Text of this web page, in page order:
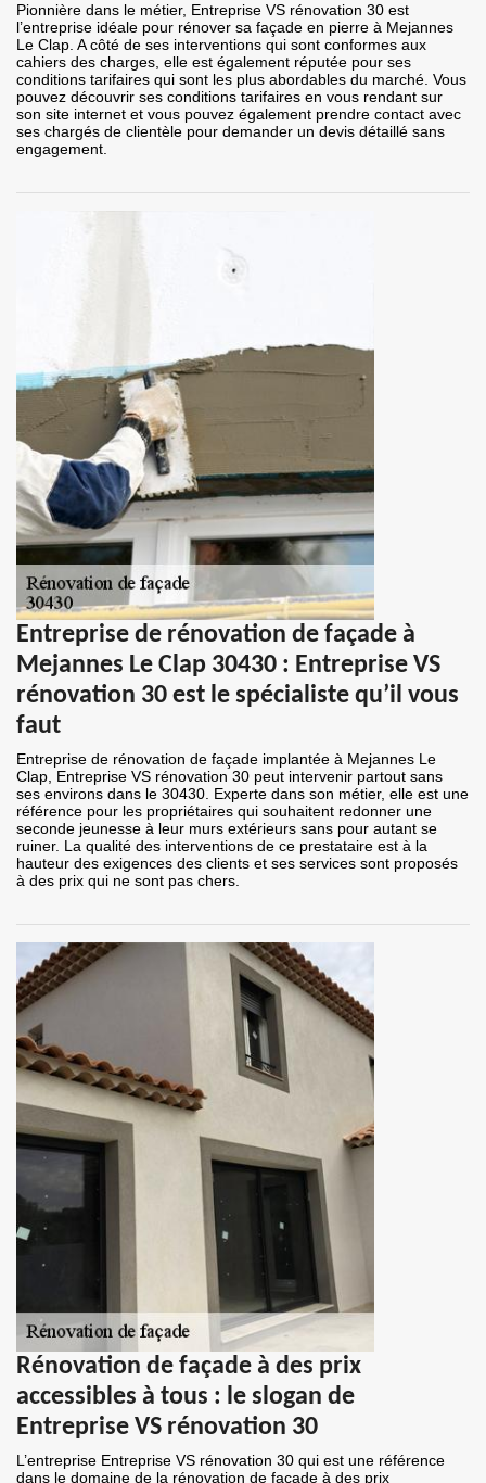
Pionnière dans le métier, Entreprise VS rénovation 30 est
l’entreprise idéale pour rénover sa façade en pierre à Mejannes
Le Clap. A côté de ses interventions qui sont conformes aux
cahiers des charges, elle est également réputée pour ses
conditions tarifaires qui sont les plus abordables du marché. Vous
pouvez découvrir ses conditions tarifaires en vous rendant sur
son site internet et vous pouvez également prendre contact avec
ses chargés de clientèle pour demander un devis détaillé sans
engagement.
Entreprise de rénovation de façade à
Mejannes Le Clap 30430 : Entreprise VS
rénovation 30 est le spécialiste qu’il vous
faut
Entreprise de rénovation de façade implantée à Mejannes Le
Clap, Entreprise VS rénovation 30 peut intervenir partout sans
ses environs dans le 30430. Experte dans son métier, elle est une
référence pour les propriétaires qui souhaitent redonner une
seconde jeunesse à leur murs extérieurs sans pour autant se
ruiner. La qualité des interventions de ce prestataire est à la
hauteur des exigences des clients et ses services sont proposés
à des prix qui ne sont pas chers.
Rénovation de façade à des prix
accessibles à tous : le slogan de
Entreprise VS rénovation 30
L’entreprise Entreprise VS rénovation 30 qui est une référence
dans le domaine de la rénovation de façade à des prix